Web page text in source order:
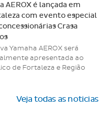
· Maracanaú A Crasa
acaba de lançar a
de Fidelização Pós-
uma iniciativa que
os clientes que
suas motos em dia com
AEROX é lançada em
com evento especial
Crasa
Yamaha AEROX será
apresentada ao
de Fortaleza e Região
concessionária
Veja todas as noticias